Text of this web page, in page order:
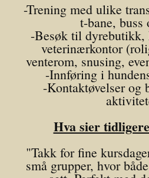
-Trening med ulike
t-bane, buss
-Besøk til
veterinærkontor
venterom, snusing,
-Innføring i
-Kontaktøvelser og
Hva sier
"Takk for fine
små grupper, hvor